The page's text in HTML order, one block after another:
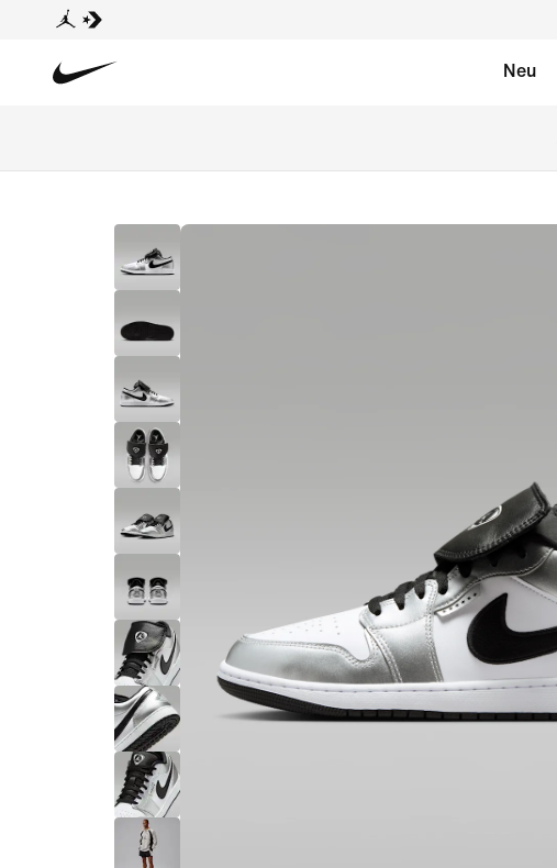
Neu